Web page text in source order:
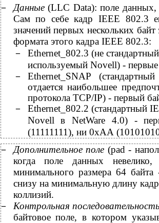
− Данные(LLC Data): поле данных,
Сам по себе кадр IEEE 802.3
значений первых нескольких
формата этого кадра IEEE 802.3:
−
Ethernet_802.3 (не
используемый Novell) -
−
Ethernet_SNAP
отдается наибольшее
протокола TCP/IP) - первый
−
Ethernet_802.2 (стандартный
Novell в NetWare 4.0) -
(11111111), ни 0хАА
− Дополнительное поле (pad -
когда поле данных
минимального размера 64 байта
снизу на минимальную длину
коллизий.
− Контрольная
байтовое поле, в котором